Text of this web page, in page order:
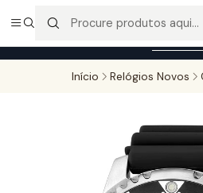
Entregas gratuitas para compras
encomendas serão sujeitas a
Início Relógios Novos